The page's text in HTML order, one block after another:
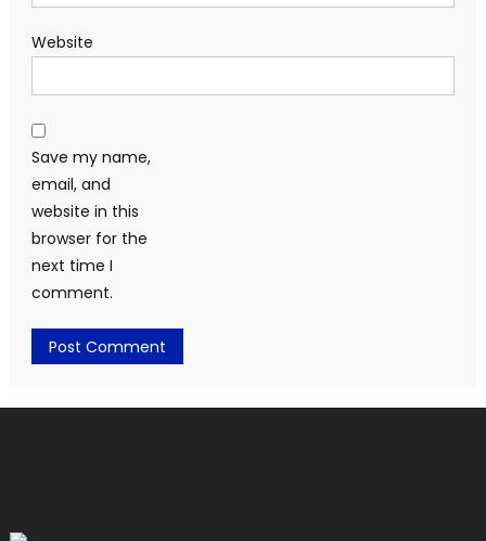
Website
Save my name,
email, and
website in this
browser for the
next time I
comment.